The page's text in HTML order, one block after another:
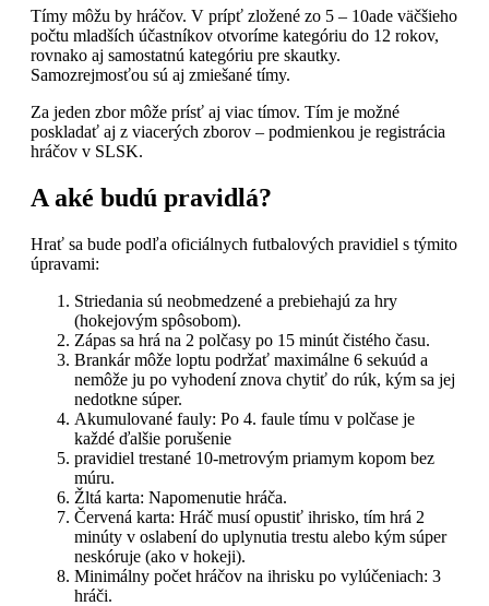
Tímy môžu by hráčov. V prípť zložené zo 5 – 10ade väčšieho
počtu mladších účastníkov otvoríme kategóriu do 12 rokov,
rovnako aj samostatnú kategóriu pre skautky.
Samozrejmosťou sú aj zmiešané tímy.
Za jeden zbor môže prísť aj viac tímov. Tím je možné
poskladať aj z viacerých zborov – podmienkou je registrácia
hráčov v SLSK.
A aké budú pravidlá?
Hrať sa bude podľa oficiálnych futbalových pravidiel s týmito
úpravami:
Striedania sú neobmedzené a prebiehajú za hry
(hokejovým spôsobom).
Zápas sa hrá na 2 polčasy po 15 minút čistého času.
Brankár môže loptu podržať maximálne 6 sekuúd a
nemôže ju po vyhodení znova chytiť do rúk, kým sa jej
nedotkne súper.
Akumulované fauly: Po 4. faule tímu v polčase je
každé ďalšie porušenie
pravidiel trestané 10-metrovým priamym kopom bez
múru.
Žltá karta: Napomenutie hráča.
Červená karta: Hráč musí opustiť ihrisko, tím hrá 2
minúty v oslabení do uplynutia trestu alebo kým súper
neskóruje (ako v hokeji).
Minimálny počet hráčov na ihrisku po vylúčeniach: 3
hráči.